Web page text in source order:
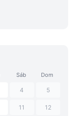
Sáb Dom
4 5
11 12